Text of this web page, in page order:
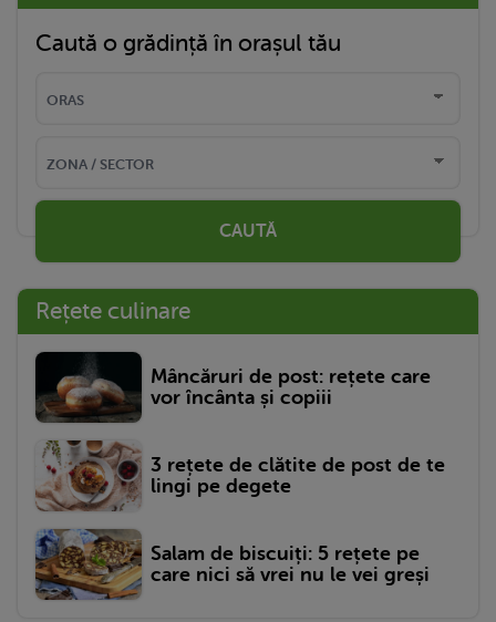
Caută o grădință în orașul tău
CAUTĂ
Rețete culinare
Mâncăruri de post: rețete care
vor încânta și copiii
3 rețete de clătite de post de te
lingi pe degete
Salam de biscuiți: 5 rețete pe
care nici să vrei nu le vei greși